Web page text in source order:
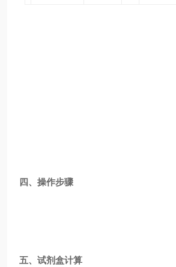
四、操作步骤
五、试剂盒计算